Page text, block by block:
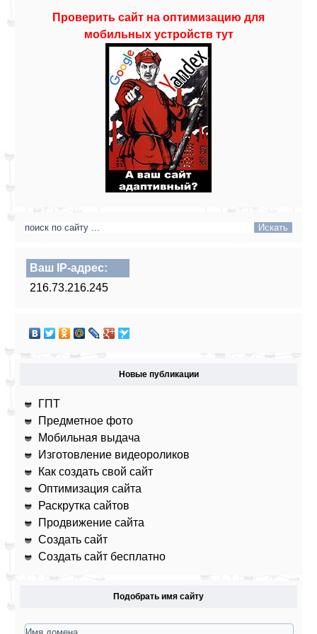
Проверить сайт на оптимизацию для
мобильных устройств тут
Ваш IP-адрес:
216.73.216.245
Новые публикации
ГПТ
Предметное фото
Мобильная выдача
Изготовление видеороликов
Как создать свой сайт
Оптимизация сайта
Раскрутка сайтов
Продвижение сайта
Создать сайт
Создать сайт бесплатно
Подобрать имя сайту